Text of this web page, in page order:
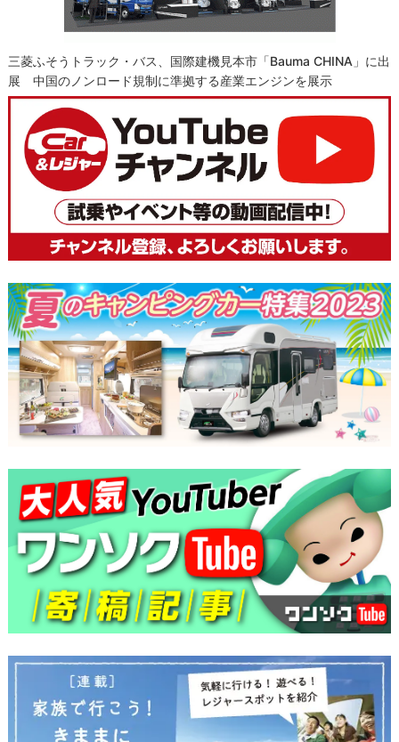
三菱ふそうトラック・バス、国際建機見本市「bauma CHINA」に出
展 中国のノンロード規制に準拠する産業エンジンを展示